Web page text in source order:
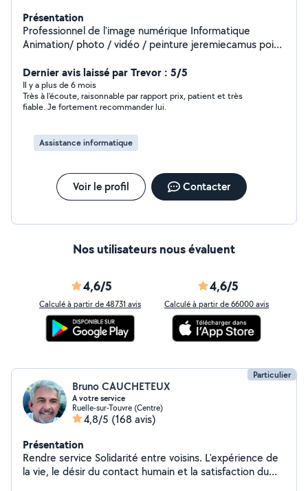
Présentation
Professionnel de l'image numérique Informatique
Animation/ photo / vidéo / peinture jeremiecamus point
Dernier avis laissé par Trevor : 5/5
Il y a plus de 6 mois
Très à l'écoute, raisonnable par rapport prix, patient et très
fiable. Je fortement recommander lui.
Assistance informatique
Voir le profil Contacter
Nos utilisateurs nous évaluent
4,6/5
Calculé à partir de 48731 avis
4,6/5
Calculé à partir de 66000 avis
Particulier
Bruno CAUCHETEUX
A votre service
Ruelle-sur-Touvre (Centre)
4,8/5 (168 avis)
Présentation
Rendre service Solidarité entre voisins. L'expérience de
la vie, le désir du contact humain et la satisfaction du